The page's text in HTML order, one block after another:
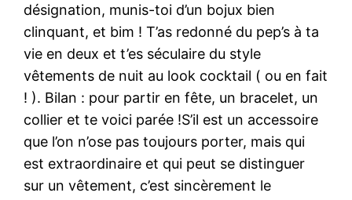
désignation, munis-toi d’un bojux bien
clinquant, et bim ! T’as redonné du pep’s à ta
vie en deux et t’es séculaire du style
vêtements de nuit au look cocktail ( ou en fait
! ). Bilan : pour partir en fête, un bracelet, un
collier et te voici parée !S’il est un accessoire
que l’on n’ose pas toujours porter, mais qui
est extraordinaire et qui peut se distinguer
sur un vêtement, c’est sincèrement le